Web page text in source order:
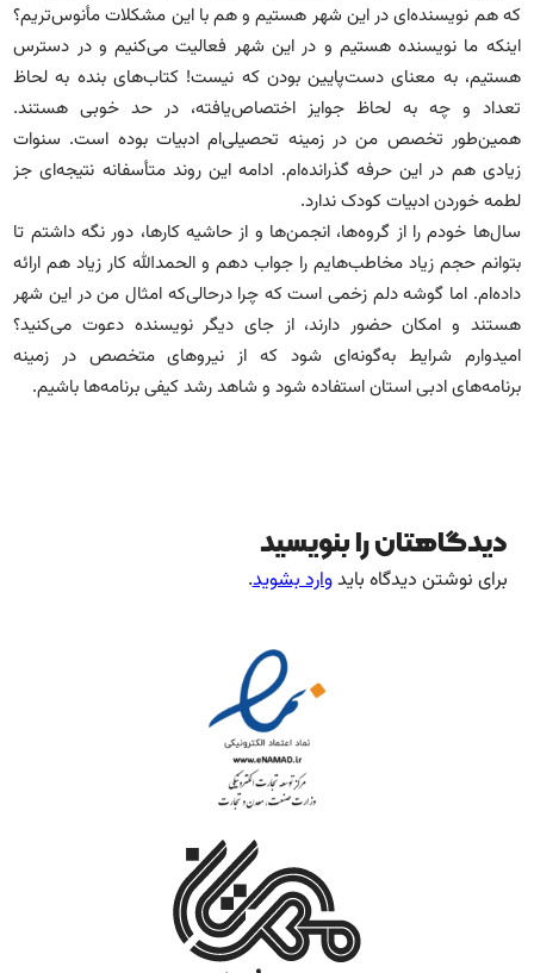
که هم نویسنده‌ای در این شهر هستیم و هم با این مشکلات مأنوس‌تریم؟
اینکه ما نویسنده هستیم و در این شهر فعالیت می‌کنیم و در دسترس
هستیم، به معنای دست‌پایین بودن که نیست! کتاب‌های بنده به لحاظ
تعداد و چه به لحاظ جوایز اختصاص‌یافته، در حد خوبی هستند.
همین‌طور تخصص من در زمینه تحصیلی‌ام ادبیات بوده است. سنوات
زیادی هم در این حرفه گذرانده‌ام. ادامه این روند متأسفانه نتیجه‌ای جز
لطمه خوردن ادبیات کودک ندارد.
سال‌ها خودم را از گروه‌ها، انجمن‌ها و از حاشیه کارها، دور نگه داشتم تا
بتوانم حجم زیاد مخاطب‌هایم را جواب دهم و الحمدالله کار زیاد هم ارائه
داده‌ام. اما گوشه دلم زخمی است که چرا درحالی‌که امثال من در این شهر
هستند و امکان حضور دارند، از جای دیگر نویسنده دعوت می‌کنید؟
امیدوارم شرایط به‌گونه‌ای شود که از نیروهای متخصص در زمینه
برنامه‌های ادبی استان استفاده شود و شاهد رشد کیفی برنامه‌ها باشیم.
دیدگاهتان را بنویسید
برای نوشتن دیدگاه بایدوارد بشوید.